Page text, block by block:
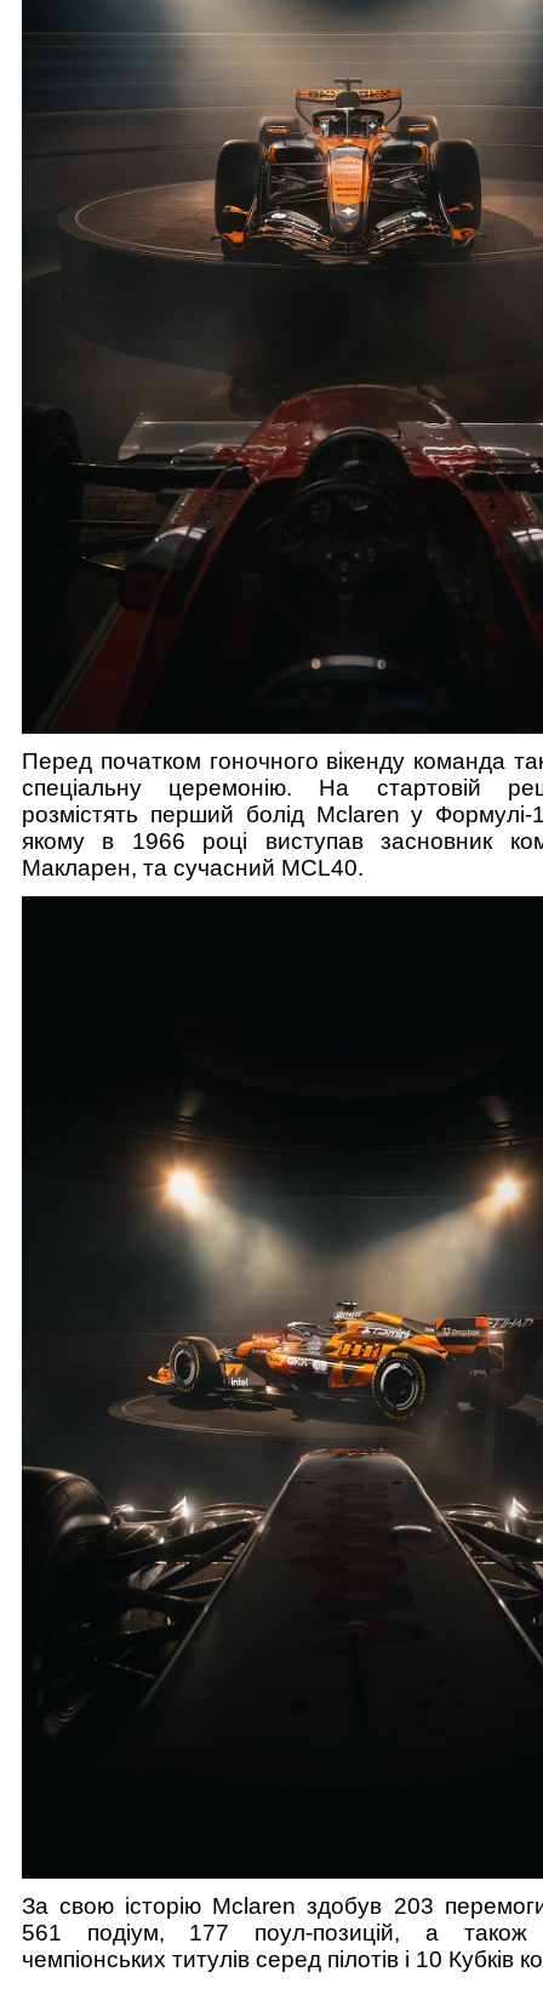
Перед початком гоночного вікенду команда
спеціальну церемонію. На стартовій
розмістять перший болід Mclaren у
якому в 1966 році виступав засновник
Макларен, та сучасний MCL40.
За свою історію Mclaren здобув 203
561 подіум, 177 поул-позицій, а
чемпіонських титулів серед пілотів і 10 Кубків